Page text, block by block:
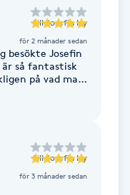
Kan varmt
rekommendera Josefin, hon är en riktig 💫 tack!
till Josefin Ivy
för 2 månader sedan
besökte Josefin
är så fantastisk
på vad man
man
till Josefin Ivy
för 3 månader sedan